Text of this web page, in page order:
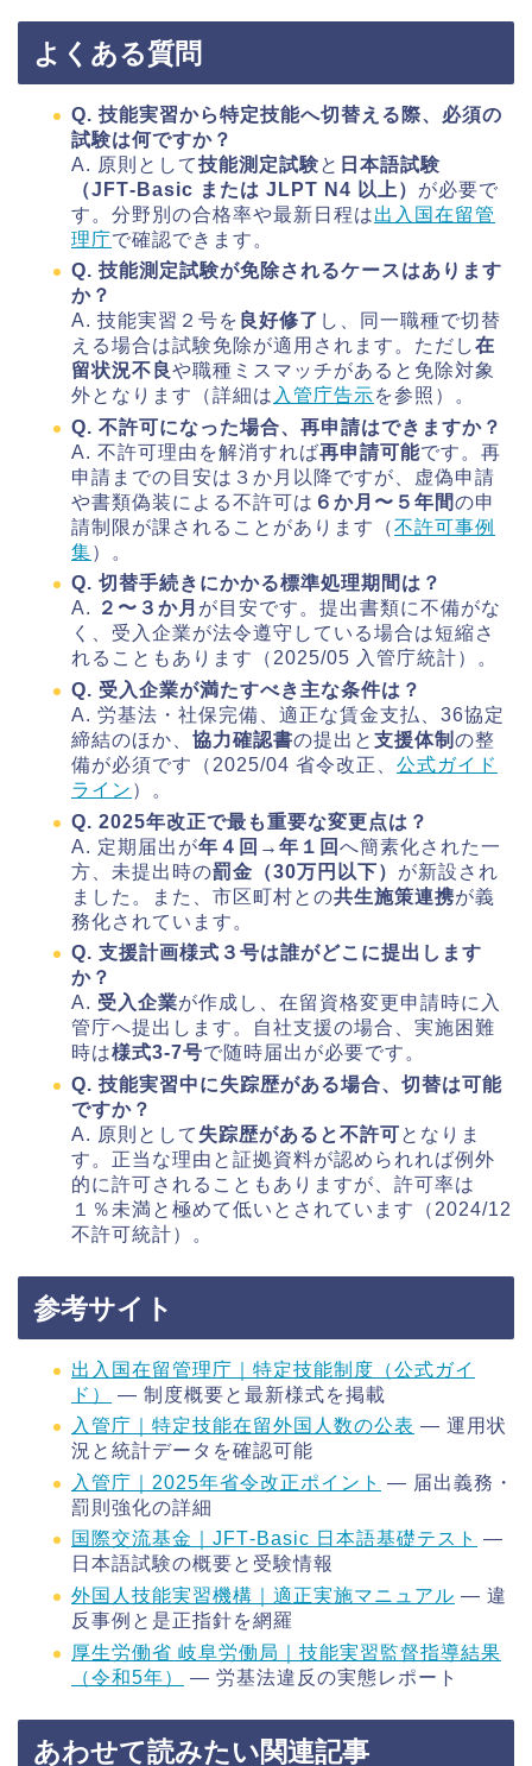
よくある質問
Q. 技能実習から特定技能へ切替える際、必須の
試験は何ですか？
A. 原則として技能測定試験と 日本語試験
（JFT‑Basic または JLPT N4 以上） が必要で
す。分野別の合格率や最新日程は出入国在留管
理庁で確認できます。
Q. 技能測定試験が免除されるケースはあります
か？
A. 技能実習２号を 良好修了 し、同一職種で切替
える場合は試験免除が適用されます。ただし在
留状況不良や職種ミスマッチがあると免除対象
外となります（詳細は 入管庁告示を参照）。
Q. 不許可になった場合、再申請はできますか？
A. 不許可理由を解消すれば再申請可能です。再
申請までの目安は３か月以降ですが、虚偽申請
や書類偽装による不許可は ６か月〜５年間の申
請制限が課されることがあります（不許可事例
集）。
Q. 切替手続きにかかる標準処理期間は？
A.
２〜３か月 が目安です。提出書類に不備がな
く、受入企業が法令遵守している場合は短縮さ
れることもあります（2025/05 入管庁統計）。
Q. 受入企業が満たすべき主な条件は？
A. 労基法・社保完備、適正な賃金支払、36協定
締結のほか、 協力確認書の提出と 支援体制 の整
備が必須です（2025/04 省令改正、 公式ガイド
ライン ）。
Q. 2025年改正で最も重要な変更点は？
A. 定期届出が年４回→年１回 へ簡素化された一
方、未提出時の罰金（30万円以下） が新設され
ました。また、市区町村との共生施策連携が義
務化されています。
Q. 支援計画様式３号は誰がどこに提出します
か？
A. 受入企業が作成し、在留資格変更申請時に入
管庁へ提出します。自社支援の場合、実施困難
時は様式3‑7号で随時届出が必要です。
Q. 技能実習中に失踪歴がある場合、切替は可能
ですか？
A. 原則として 失踪歴があると不許可となりま
す。正当な理由と証拠資料が認められれば例外
的に許可されることもありますが、許可率は
１％未満と極めて低いとされています（2024/12
不許可統計）。
参考サイト
出入国在留管理庁｜特定技能制度（公式ガイ
ド）
— 制度概要と最新様式を掲載
入管庁｜特定技能在留外国人数の公表 — 運用状
況と統計データを確認可能
入管庁｜2025年省令改正ポイント — 届出義務・
罰則強化の詳細
国際交流基金｜JFT‑Basic 日本語基礎テスト —
日本語試験の概要と受験情報
外国人技能実習機構｜適正実施マニュアル — 違
反事例と是正指針を網羅
厚生労働省 岐阜労働局｜技能実習監督指導結果
（令和5年）
— 労基法違反の実態レポート
あわせて読みたい関連記事